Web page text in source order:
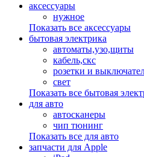
аксессуары
нужное
Показать все аксессуары
бытовая электрика
автоматы,узо,щиты
кабель,скс
розетки и
свет
Показать все бытовая
для авто
автосканеры
чип тюнинг
Показать все для авто
запчасти для Apple